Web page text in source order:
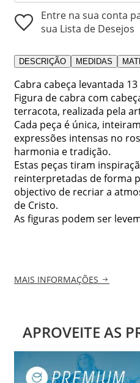
Entre na sua conta
sua Lista de Desejos
DESCRIÇÃO MEDIDAS
Cabra cabeça levantada
Figura de cabra com
terracota, realizada pela
Cada peça é única,
expressões intensas no
harmonia e tradição.
Estas peças tiram
reinterpretadas de forma
objectivo de recriar a
de Cristo.
As figuras podem ser
MAIS INFORMAÇÕES
APROVEITE AS